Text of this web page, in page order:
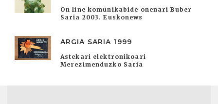
On line komunikabide onenari Buber
Saria 2003. Euskonews
ARGIA SARIA 1999
Astekari elektronikoari
Merezimenduzko Saria